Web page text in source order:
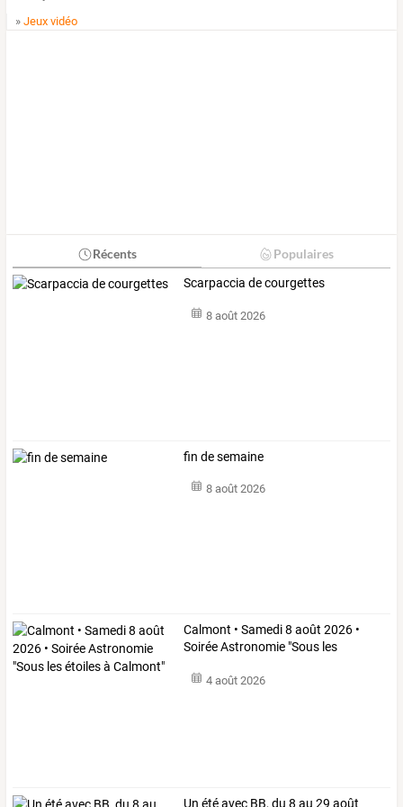
»Jeux vidéo
Récents Populaires
Scarpaccia de courgettes
8 août 2026
fin de semaine
8 août 2026
Calmont • Samedi8 août 2026 •
SoiréeAstronomie "Sous les
4 août 2026
Un été avec BB, du 8 au 29 août